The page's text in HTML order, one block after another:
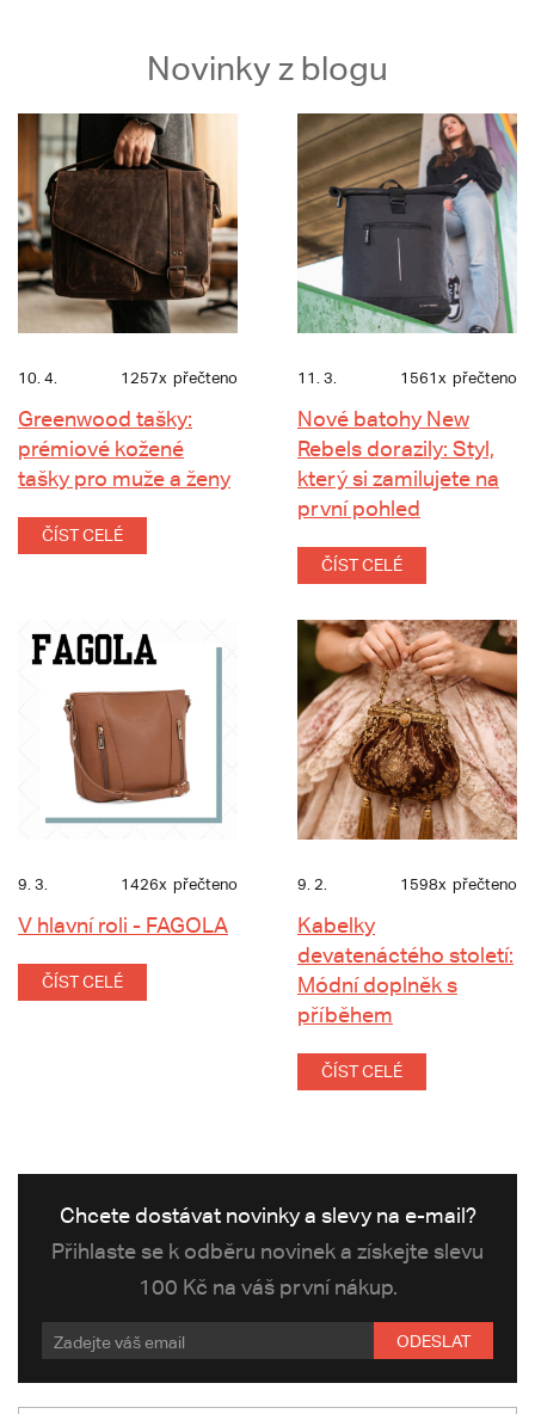
Novinky z blogu
10. 4. 1257x přečteno
Greenwood tašky:
prémiové kožené
tašky pro muže a ženy
ČÍST CELÉ
11. 3. 1561x přečteno
Nové batohy New
Rebels dorazily: Styl,
který si zamilujete na
první pohled
ČÍST CELÉ
9. 3. 1426x přečteno
V hlavní roli - FAGOLA
ČÍST CELÉ
9. 2. 1598x přečteno
Kabelky
devatenáctého století:
Módní doplněk s
příběhem
ČÍST CELÉ
Chcete dostávat novinky a slevy na e-mail?
Přihlaste se k odběru novinek a získejte slevu
100 Kč na váš první nákup.
ODESLAT